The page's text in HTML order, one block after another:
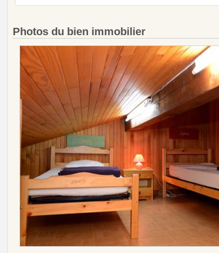
Photos du bien immobilier